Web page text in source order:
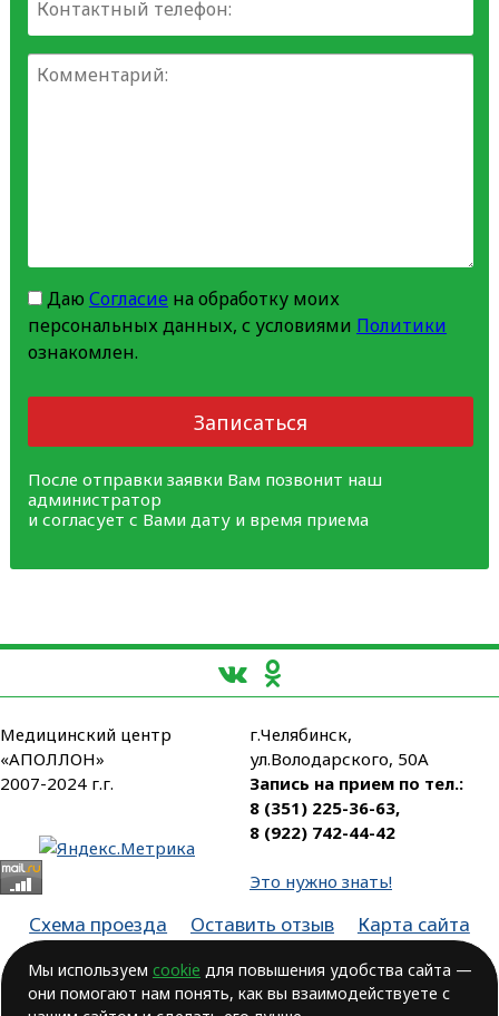
Даю Согласиена обработку моих
персональных данных, с условиями Политики
ознакомлен.
Записаться
После отправки заявки Вам позвонит наш
администратор
и согласует с Вами дату и время приема
Медицинский центр
«АПОЛЛОН»
2007-2024 г.г.
г.Челябинск,
ул.Володарского, 50А
Запись на прием по тел.:
8 (351) 225-36-63,
8 (922) 742-44-42
Это нужно знать!
Схема проезда Оставить отзыв
Карта сайта
Лицензия № ЛО-74-01-003806, от 14.10.2016, выдана Министерством
Мы используем cookie для повышения удобства сайта —
они помогают нам понять, как вы взаимодействуете с